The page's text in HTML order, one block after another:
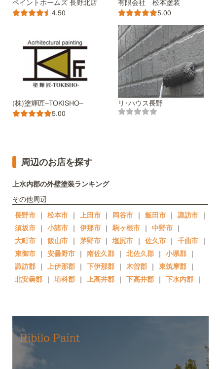
4.50 5.00
(株)塗輝匠–TOKISHO–
5.00
リ･ハウス長野
周辺のお店を探す
上水内郡の外壁塗装ランキング
その他周辺
長野市 ｜ 松本市 ｜ 上田市 ｜ 岡谷市 ｜ 飯田市 ｜ 諏訪市 ｜
須坂市 ｜ 小諸市 ｜ 伊那市 ｜ 駒ヶ根市 ｜ 中野市 ｜
大町市 ｜ 飯山市 ｜ 茅野市 ｜ 塩尻市 ｜ 佐久市 ｜ 千曲市 ｜
東御市 ｜ 安曇野市 ｜ 南佐久郡 ｜ 北佐久郡 ｜ 小県郡 ｜
諏訪郡 ｜ 上伊那郡 ｜ 下伊那郡 ｜ 木曽郡 ｜ 東筑摩郡 ｜
北安曇郡 ｜ 埴科郡 ｜ 上高井郡 ｜ 下高井郡 ｜ 下水内郡 ｜